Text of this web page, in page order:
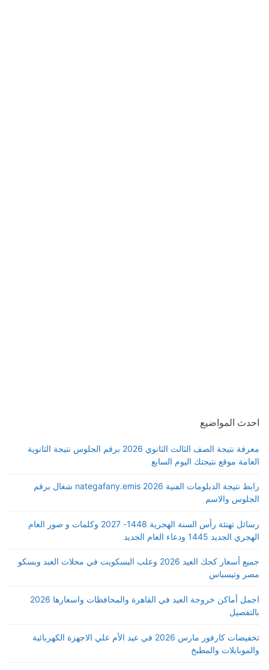
احدث المواضيع
معرفة نتيجة الصف الثالث الثانوي 2026 برقم الجلوس نتيجة الثانوية
العامة موقع نتيجتك اليوم السابع
رابط نتيجة الدبلومات الفنية 2026 nategafany.emis شغال برقم
الجلوس والاسم
رسائل تهنئة رأس السنة الهجرية 1448- 2027 وكلمات و صور العام
الهجري الجديد 1445 ودعاء العام الجديد
جميع أسعار كحك العيد 2026 وعلب البسكويت في محلات العبد وبسكو
مصر وتيسباس
اجمل أماكن خروجة العيد في القاهرة والمحافظات واسعارها 2026
بالتفصيل
تخفيضات كارفور مارس 2026 في عيد الأم علي الاجهزة الكهربائية
والموبايلات والمطبخ